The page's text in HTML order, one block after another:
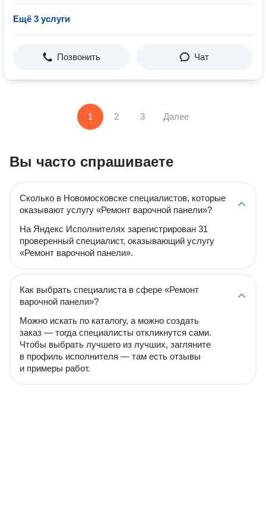
Ещё 3 услуги
Позвонить Чат
1 2 3 Далее
Вы часто спрашиваете
Сколько в Новомосковске специалистов, которые
оказывают услугу «Ремонт варочной панели»?
На Яндекс Исполнителях зарегистрирован 31
проверенный специалист, оказывающий услугу
«Ремонт варочной панели».
Как выбрать специалиста в сфере «Ремонт
варочной панели»?
Можно искать по каталогу, а можно создать
заказ — тогда специалисты откликнутся сами.
Чтобы выбрать лучшего из лучших, загляните
в профиль исполнителя — там есть отзывы
и примеры работ.